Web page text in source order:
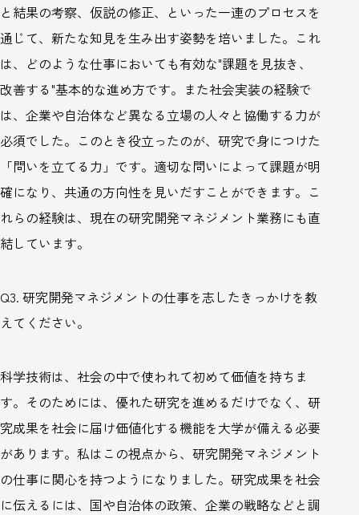
と結果の考察、仮説の修正、といった一連のプロセスを
通じて、新たな知見を生み出す姿勢を培いました。これ
は、どのような仕事においても有効な"課題を見抜き、
改善する"基本的な進め方です。また社会実装の経験で
は、企業や自治体など異なる立場の人々と協働する力が
必須でした。このとき役立ったのが、研究で身につけた
「問いを立てる力」です。適切な問いによって課題が明
確になり、共通の方向性を見いだすことができます。こ
れらの経験は、現在の研究開発マネジメント業務にも直
結しています。
Q3. 研究開発マネジメントの仕事を志したきっかけを教
えてください。
科学技術は、社会の中で使われて初めて価値を持ちま
す。そのためには、優れた研究を進めるだけでなく、研
究成果を社会に届け価値化する機能を大学が備える必要
があります。私はこの視点から、研究開発マネジメント
の仕事に関心を持つようになりました。研究成果を社会
に伝えるには、国や自治体の政策、企業の戦略などと調